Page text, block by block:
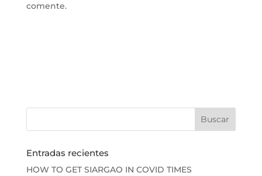
comente.
Entradas recientes
HOW TO GET SIARGAO IN COVID TIMES